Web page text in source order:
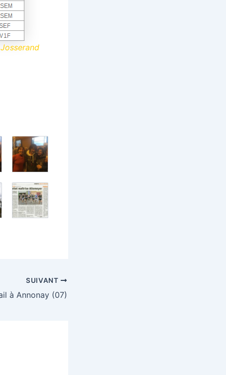
SUIVANT
à Annonay (07)